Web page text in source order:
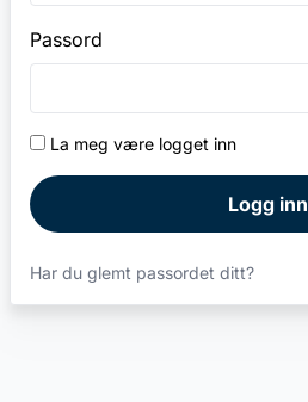
Passord
La meg være logget inn
Logg inn
Har du glemt passordet ditt?